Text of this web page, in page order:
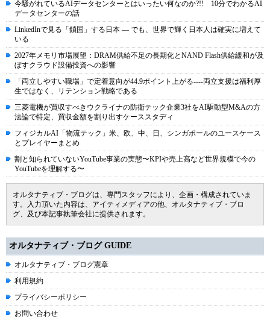
今騒がれているAIデータセンターとはいったい何なのか?!! 10分でわかるAI
データセンターの話
LinkedInで見る「鎖国」する日本 ― でも、世界で輝く日本人は確実に増えて
いる
2027年メモリ市場展望：DRAM供給不足の長期化とNAND Flash供給緩和が及
ぼすクラウド設備投資への影響
「両立しやすい職場」で定着意向が44.9ポイント上がる----両立支援は福利厚
生ではなく、リテンション戦略である
三菱電機が買収すべきウクライナの防衛テック企業3社をAI駆動型M&Aの方
法論で特定、買収金額を割り出すケーススタディ
フィジカルAI「物流テック」米、欧、中、日、シンガポールのユースケース
とプレイヤーまとめ
割と知られていないYouTube事業の実態〜KPIや売上高など世界規模で今の
YouTubeを理解する〜
オルタナティブ・ブログは、専門スタッフにより、企画・構成されていま
す。入力頂いた内容は、アイティメディアの他、オルタナティブ・ブロ
グ、及び本記事執筆会社に提供されます。
オルタナティブ・ブログ GUIDE
オルタナティブ・ブログ憲章
利用規約
プライバシーポリシー
お問い合わせ